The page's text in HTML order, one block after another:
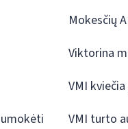
Mokesčių
Viktorina
VMI
VMI turto